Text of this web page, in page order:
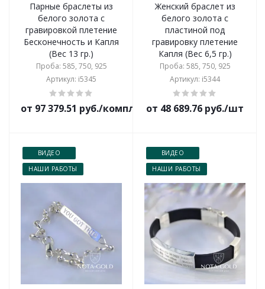
Парные браслеты из
белого золота с
гравировкой плетение
Бесконечность и Капля
(Вес 13 гр.)
Проба: 585, 750, 925
Артикул: i5345
от 97 379.51 руб./комплект
Женский браслет из
белого золота с
пластиной под
гравировку плетение
Капля (Вес 6,5 гр.)
Проба: 585, 750, 925
Артикул: i5344
от 48 689.76 руб./шт
ВИДЕО
НАШИ РАБОТЫ
ВИДЕО
НАШИ РАБОТЫ